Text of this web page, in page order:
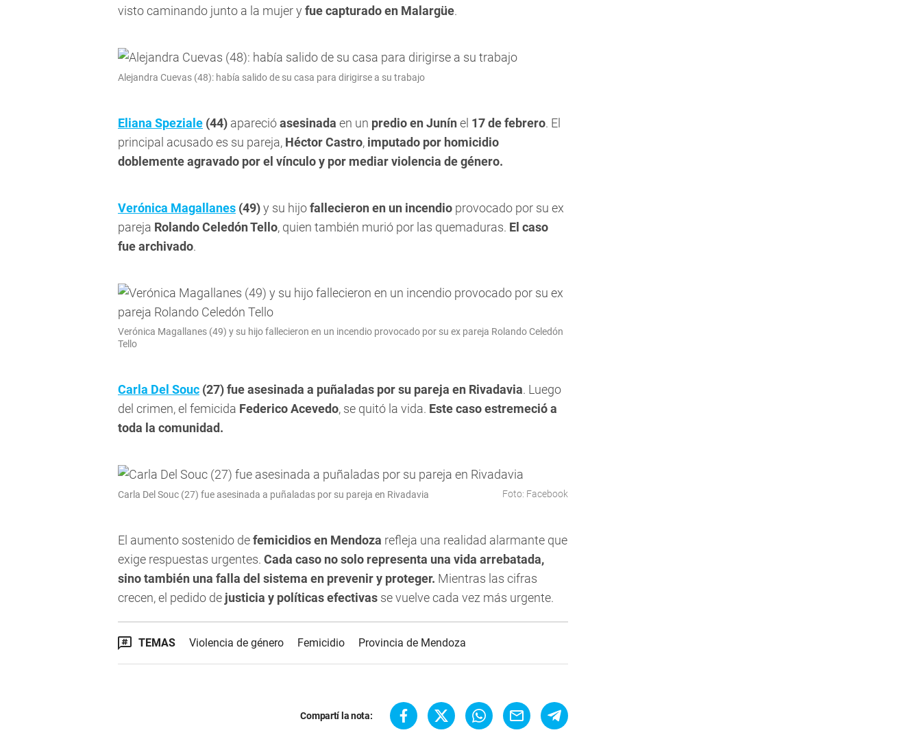
visto caminando junto a la mujer y fue capturado en Malargüe.
Alejandra Cuevas (48): había salido de su casa para dirigirse a su trabajo
Eliana Speziale (44) aparecióasesinada en un predio en Junín el 17 de febrero. El
principal acusado es su pareja, Héctor Castro, imputado por homicidio
doblemente agravado por el vínculo y por mediar violencia de género.
Verónica Magallanes (49)y su hijofallecieron en un incendio provocado por su ex
pareja Rolando Celedón Tello, quien también murió por las quemaduras. El caso
fue archivado.
Verónica Magallanes (49) y su hijo fallecieron en un incendio provocado por su ex pareja Rolando Celedón
Tello
Carla Del Souc (27)fue asesinada a puñaladas por su pareja en Rivadavia. Luego
del crimen, el femicida Federico Acevedo, se quitó la vida. Este caso estremeció a
toda la comunidad.
Carla Del Souc (27) fue asesinada a puñaladas por su pareja en Rivadavia Foto: Facebook
El aumento sostenido defemicidios en Mendoza refleja una realidad alarmante que
exige respuestas urgentes. Cada caso no solo representa una vida arrebatada,
sino también una falla del sistema en prevenir y proteger. Mientras las cifras
crecen, el pedido de justicia y políticas efectivas se vuelve cada vez más urgente.
TEMAS Violencia de género Femicidio Provincia de Mendoza
Compartí la nota: